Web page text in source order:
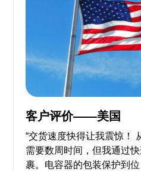
客户评价——美国
“交货速度快得让我震惊！
需要数周时间，但我通过
裹。电容器的包装保护到